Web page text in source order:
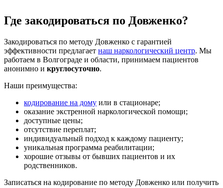
Где закодироваться по Довженко?
Закодироваться по методу Довженко с гарантией
эффективности предлагает наш наркологический центр. Мы
работаем в Волгограде и области, принимаем пациентов
анонимно и круглосуточно.
Наши преимущества:
кодирование на дому или в стационаре;
оказание экстренной наркологической помощи;
доступные цены;
отсутствие переплат;
индивидуальный подход к каждому пациенту;
уникальная программа реабилитации;
хорошие отзывы от бывших пациентов и их
родственников.
Записаться на кодирование по методу Довженко или получить